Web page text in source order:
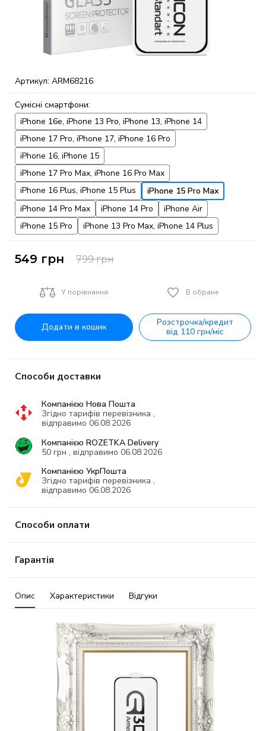
Артикул: ARM68216
Сумісні смартфони:
iPhone 16e, iPhone 13 Pro, iPhone 13, iPhone 14
iPhone 17 Pro, iPhone 17, iPhone 16 Pro
iPhone 16, iPhone 15
iPhone 17 Pro Max, iPhone 16 Pro Max
iPhone 16 Plus, iPhone 15 Plus
iPhone 15 Pro Max
iPhone 14 Pro Max
iPhone 14 Pro
iPhone Air
iPhone 15 Pro
iPhone 13 Pro Max, iPhone 14 Plus
549 грн 799грн
У порівняння В обране
Додати в кошик
Розстрочка/кредит
від 110 грн/міс
Способи доставки
Компанією Нова Пошта
Згідно тарифів перевізника ,
відправимо 06.08.2026
Компанією ROZETKA Delivery
50 грн , відправимо 06.08.2026
Компанією УкрПошта
Згідно тарифів перевізника ,
відправимо 06.08.2026
Способи оплати
Гарантія
Опис Характеристики Відгуки